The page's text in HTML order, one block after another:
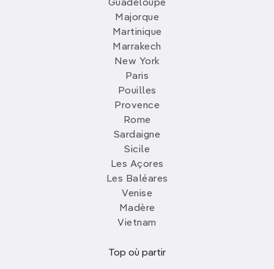
Guadeloupe
Majorque
Martinique
Marrakech
New York
Paris
Pouilles
Provence
Rome
Sardaigne
Sicile
Les Açores
Les Baléares
Venise
Madère
Vietnam
Top où partir